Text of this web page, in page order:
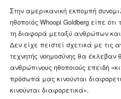
Στην αμερικανική εκπομπή
ηθοποιός Whoopi Goldberg είπε
τη διαφορά μεταξύ ανθρώπων
Δεν είχε πειστεί σχετικά με τις
τεχνητής νοημοσύνης θα έκλεβαν
ανθρώπινους ηθοποιούς επειδή
πρόσωπά μας κινούνται
κινούνται διαφορετικά».